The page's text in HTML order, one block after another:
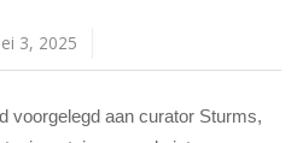
3, 2025
voorgelegd aan curator Sturms,